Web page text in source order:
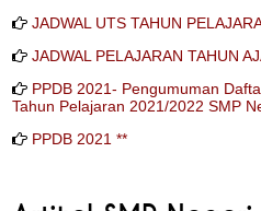
JADWAL UTS TAHUN
JADWAL PELAJARAN TAHUN
PPDB 2021- Pengumuman
Tahun Pelajaran 2021/2022 SMP
PPDB 2021 **